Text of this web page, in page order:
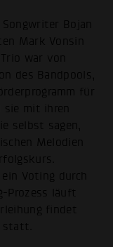
Bojan
Mark Vonsin
war von
des Bandpools,
für
sie mit ihren
selbst sagen,
Melodien
Voting durch
Prozess läuft
findet
statt.